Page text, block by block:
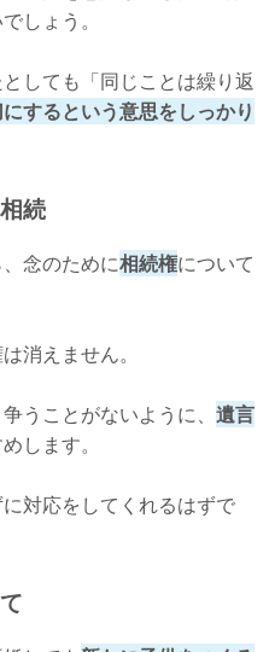
しょう。
しても「同じことは繰り返
するという意思をしっかり
続
念のために相続権について
消えません。
うことがないように、 遺言
します。
対応をしてくれるはずで